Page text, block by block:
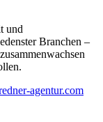
und
Branchen –
agentur.com